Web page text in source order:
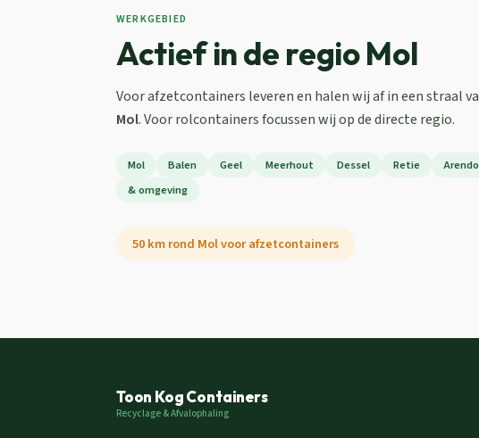
WERKGEBIED
Actief in de regio Mol
Voor afzetcontainers leveren en halen wij af in een straal
Mol. Voor rolcontainers focussen wij op de directe regio.
Mol Balen Geel Meerhout Dessel Retie
& omgeving
50 km rond Mol voor afzetcontainers
Toon Kog Containers
Recyclage & Afvalophaling